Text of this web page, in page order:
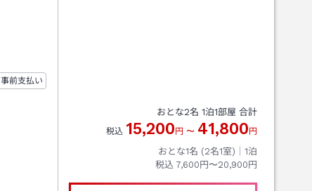
事前支払い
おとな2名 1泊1部屋 合計
税込 15,200円 〜 41,800円
おとな1名 (2名1室)｜ 1泊
税込 7,600円〜20,900円